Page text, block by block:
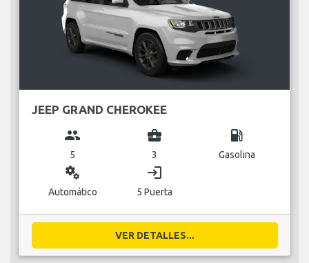
JEEP GRAND CHEROKEE
group
5
business_center
3
local_gas_station
Gasolina
miscellaneous_services
Automático
login
5 Puerta
VER DETALLES...